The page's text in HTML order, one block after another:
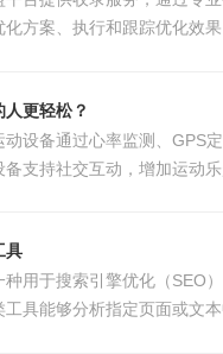
方案、执行和跟踪优化效
更轻松？
设备通过心率监测、GPS
支持社交互动，增加运动
具
用于搜索引擎优化（SEO
具能够分析指定页面或文